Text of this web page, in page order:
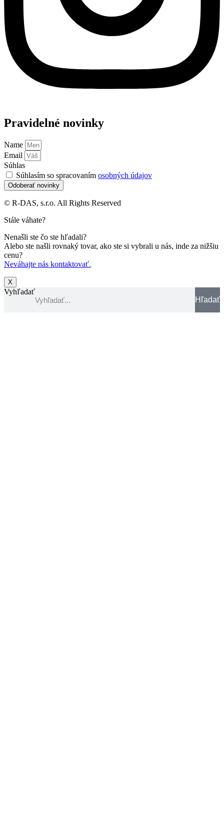
Pravidelné novinky
Name
Email
Súhlas
Súhlasím so spracovaním osobných údajov
Odoberať novinky
© R-DAS, s.r.o. All Rights Reserved
Stále váhate?
Nenašli ste čo ste hľadali?
Alebo ste našli rovnaký tovar, ako ste si vybrali u nás, inde za nižšiu
cenu?
Neváhajte nás kontaktovať.
X
Vyhľadať
Hľadať